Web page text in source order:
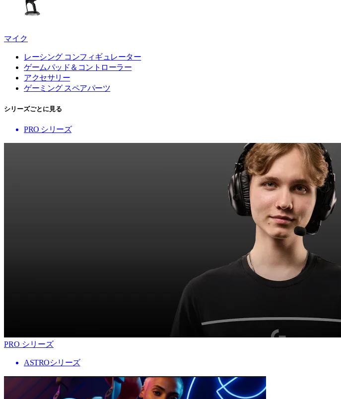
マイク
レーシング コンフィギュレーター
ゲームパッド＆コントローラー
アクセサリー
ゲーミング スペアパーツ
シリーズごとに見る
PRO シリーズ
PRO シリーズ
ASTROシリーズ